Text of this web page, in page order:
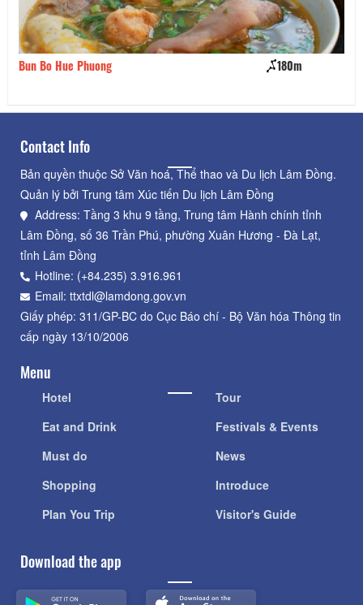
Bun Bo Hue Phuong 180m
Contact Info
Bản quyền thuộc Sở Văn hoá, Thể thao và Du lịch Lâm Đồng.
Quản lý bởi Trung tâm Xúc tiến Du lịch Lâm Đồng
Address: Tầng 3 khu 9 tầng, Trung tâm Hành chính tỉnh
Lâm Đồng, số 36 Trần Phú, phường Xuân Hương - Đà Lạt,
tỉnh Lâm Đồng
Hotline: (+84.235) 3.916.961
Email: ttxtdl@lamdong.gov.vn
Giấy phép: 311/GP-BC do Cục Báo chí - Bộ Văn hóa Thông tin
cấp ngày 13/10/2006
Menu
Hotel
Eat and Drink
Must do
Shopping
Plan You Trip
Tour
Festivals & Events
News
Introduce
Visitor's Guide
Download the app